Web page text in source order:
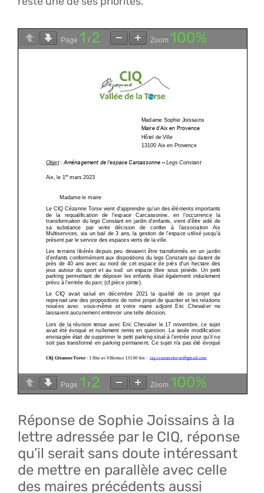
Page 1 / 2 Zoom 100%
Page 1 / 2 Zoom 100%
Réponse de Sophie Joissains à la
lettre adressée par le CIQ, réponse
qu’il serait sans doute intéressant
de mettre en parallèle avec celle
des maires précédents aussi